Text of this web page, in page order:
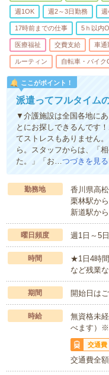
週1OK 週2～3日勤務 週
17時前までの仕事 5ｈ以内
医療福祉 交費支給 車通
ルーティン 自転車・バイク
ここがポイント！
派遣ってフルタイム
▼介護施設は全国各地に
とにお探しできるんです
てストレスもありません
ら。スタッフからは、「
た。」「お…つづきを見る
勤務地
香川県高
栗林駅か
新道駅か
曜日頻度 週1日～5
時間
★1日4時
など残業
期間 開始日は
時給
無資格未
べます）※
交通費
交通費全